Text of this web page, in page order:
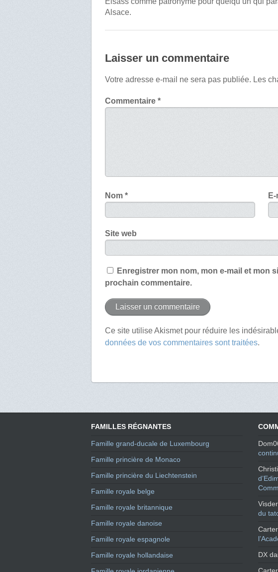
Alsace.
Laisser un commentaire
Votre adresse e-mail ne sera pas publiée. Les
Commentaire*
Nom* E-
Site web
Enregistrer mon nom, mon e-mail et mon
prochain commentaire.
Ce site utilise Akismet pour réduire les
données de vos commentaires sont traitées.
FAMILLES RÉGNANTES
Famille grand-ducale de Luxembourg
Famille princière de Monaco
Famille princière du Liechtenstein
Famille royale belge
Famille royale britannique
Famille royale danoise
Famille royale espagnole
Famille royale hollandaise
Visder
du
Carter
DX